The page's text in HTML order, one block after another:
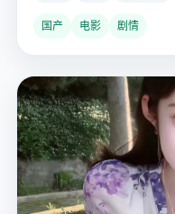
国产 电影 剧情